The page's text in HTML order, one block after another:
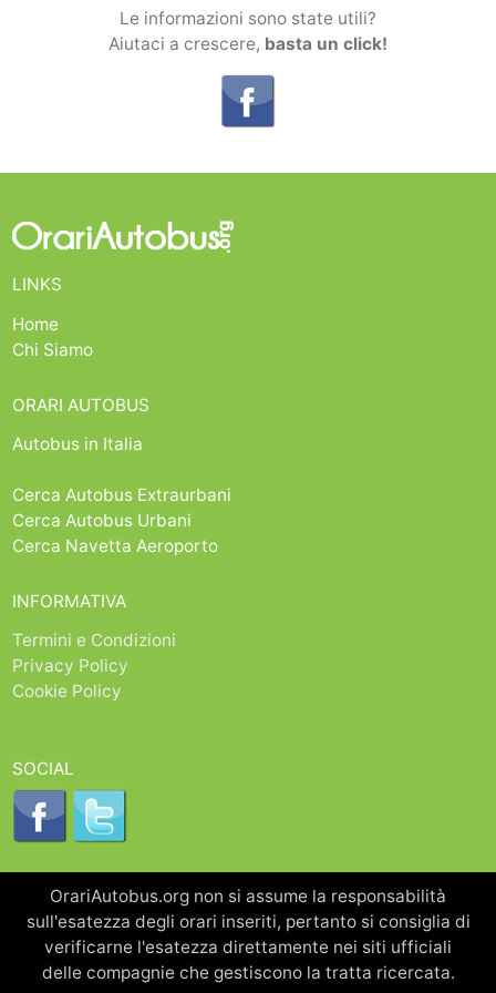
Le informazioni sono state utili?
Aiutaci a crescere, basta un click!
LINKS
Home
Chi Siamo
ORARI AUTOBUS
Autobus in Italia
Cerca Autobus Extraurbani
Cerca Autobus Urbani
Cerca Navetta Aeroporto
INFORMATIVA
Termini e Condizioni
Privacy Policy
Cookie Policy
SOCIAL
OrariAutobus.org non si assume la responsabilità
sull'esatezza degli orari inseriti, pertanto si consiglia di
verificarne l'esatezza direttamente nei siti ufficiali
delle compagnie che gestiscono la tratta ricercata.